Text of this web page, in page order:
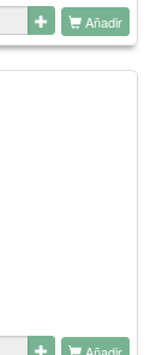
Añadir
Añadir